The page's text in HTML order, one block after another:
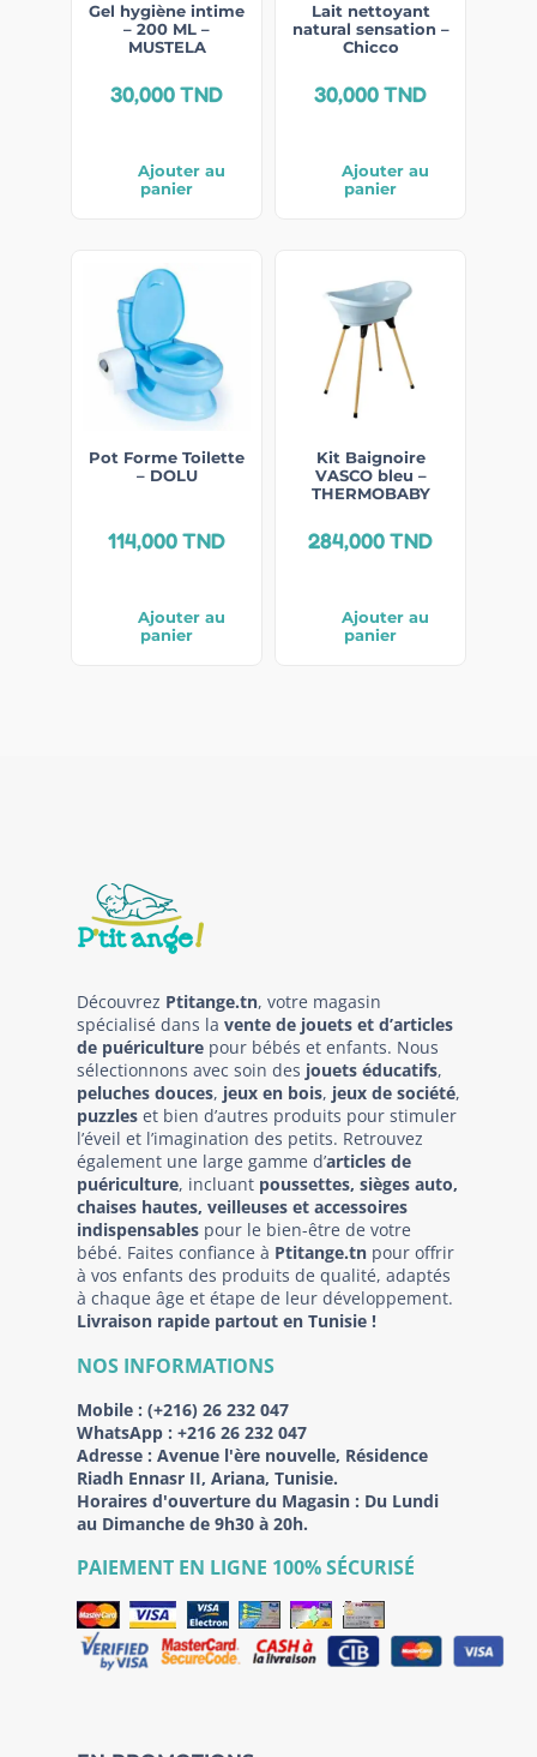
Gel hygiène intime
– 200 ML –
MUSTELA
30,000TND
Ajouter au
panier
Lait nettoyant
natural sensation –
Chicco
30,000TND
Ajouter au
panier
Pot Forme Toilette
– DOLU
114,000TND
Ajouter au
panier
Kit Baignoire
VASCO bleu –
THERMOBABY
284,000TND
Ajouter au
panier
Découvrez Ptitange.tn, votre magasin
spécialisé dans la vente de jouets et d’articles
de puériculture pour bébés et enfants. Nous
sélectionnons avec soin des jouets éducatifs,
peluches douces, jeux en bois, jeux de société,
puzzles et bien d’autres produits pour stimuler
l’éveil et l’imagination des petits. Retrouvez
également une large gamme d’articles de
puériculture, incluant poussettes, sièges auto,
chaises hautes, veilleuses et accessoires
indispensables pour le bien-être de votre
bébé. Faites confiance à Ptitange.tn pour offrir
à vos enfants des produits de qualité, adaptés
à chaque âge et étape de leur développement.
Livraison rapide partout en Tunisie !
NOS INFORMATIONS
Mobile : (+216) 26 232 047
WhatsApp : +216 26 232 047
Adresse : Avenue l'ère nouvelle, Résidence
Riadh Ennasr II, Ariana, Tunisie.
Horaires d'ouverture du Magasin : Du Lundi
au Dimanche de 9h30 à 20h.
PAIEMENT EN LIGNE 100% SÉCURISÉ